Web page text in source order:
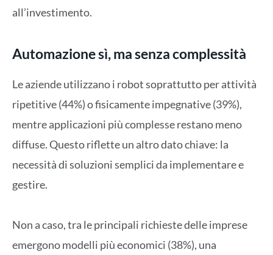
all’investimento.
Automazione sì, ma senza complessità
Le aziende utilizzano i robot soprattutto per attività
ripetitive (44%) o fisicamente impegnative (39%),
mentre applicazioni più complesse restano meno
diffuse. Questo riflette un altro dato chiave: la
necessità di soluzioni semplici da implementare e
gestire.
Non a caso, tra le principali richieste delle imprese
emergono modelli più economici (38%), una